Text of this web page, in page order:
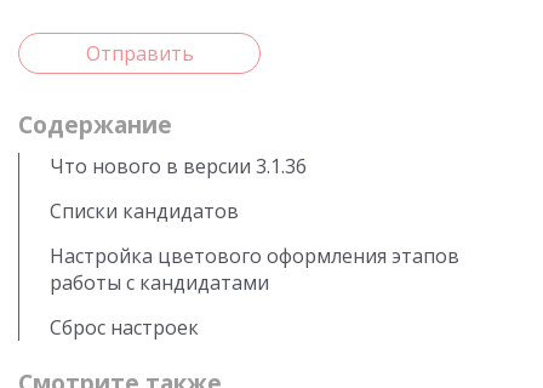
Отправить
Cодержание
Что нового в версии 3.1.36
Списки кандидатов
Настройка цветового оформления этапов
работы с кандидатами
Сброс настроек